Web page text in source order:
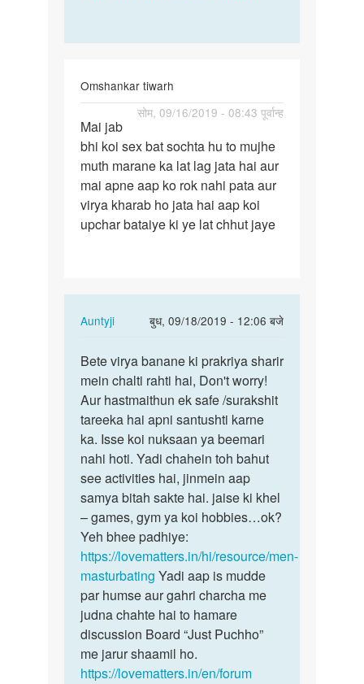
Omshankar tiwarh
सोम, 09/16/2019 - 08:43 पूर्वान्ह
Mai
jab
bhi
koi
sex
bat…
Mai jab
bhi koi sex bat sochta hu to mujhe
muth marane ka lat lag jata hai aur
mai apne aap ko rok nahi pata aur
virya kharab ho jata hai aap koi
upchar bataiye ki ye lat chhut jaye
Auntyji
बुध, 09/18/2019 - 12:06 बजे
In
to
Mai
jab
bhi
koi
sex
bat…
by
Omshankar
tiwarh
Bete
virya
banane
ki…
Bete virya banane ki prakriya sharir
mein chalti rahti hai, Don't worry!
Aur hastmaithun ek safe /surakshit
tareeka hai apni santushti karne
ka. Isse koi nuksaan ya beemari
nahi hoti. Yadi chahein toh bahut
see activities hai, jinmein aap
samya bitah sakte hai. jaise ki khel
– games, gym ya koi hobbies…ok?
Yeh bhee padhiye:
https://lovematters.in/hi/resource/men-
masturbating Yadi aap is mudde
par humse aur gahri charcha me
judna chahte hai to hamare
discussion Board “Just Puchho”
me jarur shaamil ho.
https://lovematters.in/en/forum